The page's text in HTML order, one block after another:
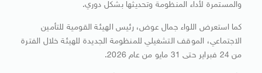
والمستمرة لأداء المنظومة وتحديثها بشكل دوري.
كما استعرض اللواء جمال عوض، رئيس الهيئة القومية للتأمين
الاجتماعي، الموقف التشغيلي للمنظومة الجديدة للهيئة خلال الفترة
من 24 فبراير حتى 31 مايو من عام 2026.